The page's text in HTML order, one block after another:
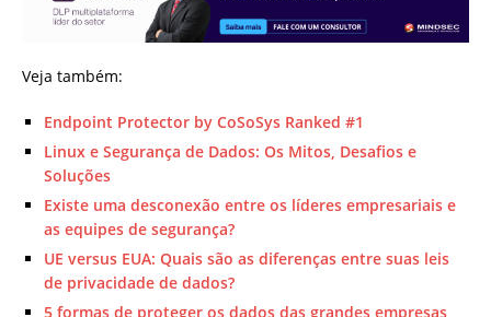
Veja também:
Endpoint Protector by CoSoSys Ranked #1
Linux e Segurança de Dados: Os Mitos, Desafios e
Soluções
Existe uma desconexão entre os líderes empresariais e
as equipes de segurança?
UE versus EUA: Quais são as diferenças entre suas leis
de privacidade de dados?
5 formas de proteger os dados das grandes empresas